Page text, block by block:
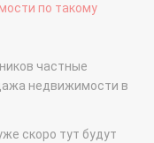
по такому
частные
недвижимости в
скоро тут будут